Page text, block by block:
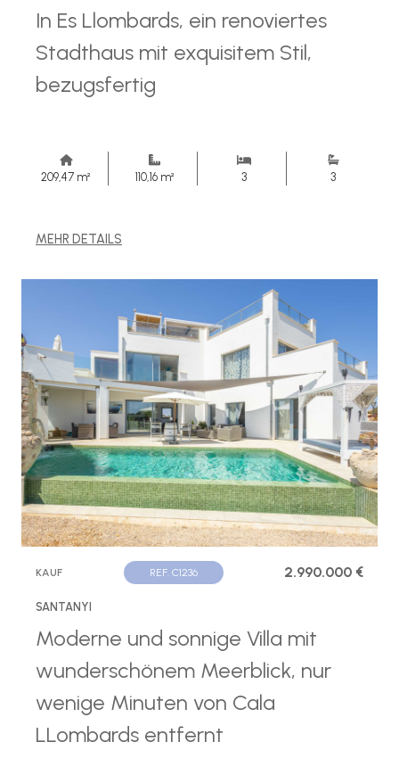
In Es Llombards, ein renoviertes
Stadthaus mit exquisitem Stil,
bezugsfertig
209,47 m² 110,16 m² 3 3
MEHR DETAILS
KAUF REF. C1236 2.990.000 €
SANTANYI
Moderne und sonnige Villa mit
wunderschönem Meerblick, nur
wenige Minuten von Cala
LLombards entfernt